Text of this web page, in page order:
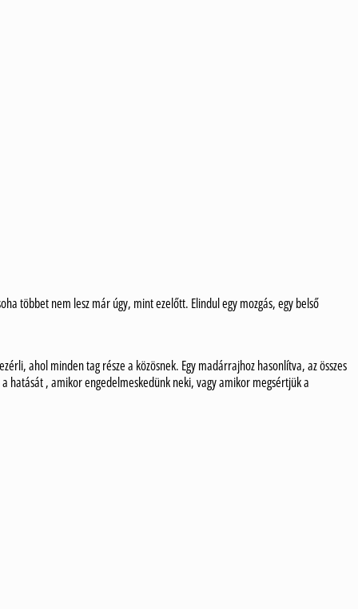
többet nem lesz már úgy, mint ezelőtt. Elindul egy mozgás, egy belső
ahol minden tag része a közösnek. Egy madárrajhoz hasonlítva, az összes
hatását , amikor engedelmeskedünk neki, vagy amikor megsértjük a